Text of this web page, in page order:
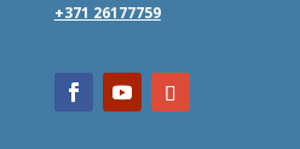
+371 26177759